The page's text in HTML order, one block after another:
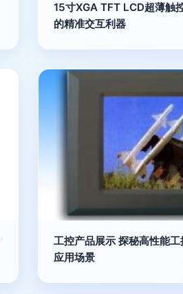
15寸XGA TFT LCD超薄触
的精准交互利器
工控产品展示 探秘高性能
应用场景